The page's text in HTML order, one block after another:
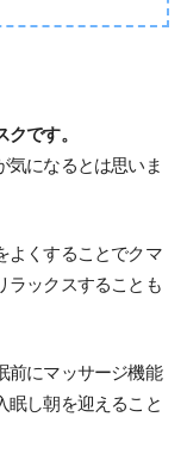
です。
気になるとは思いま
よくすることでクマ
ラックスすることも
前にマッサージ機能
眠し朝を迎えること